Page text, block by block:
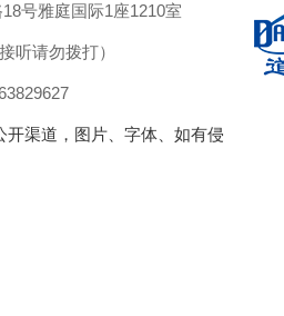
号雅庭国际1座1210室
听请勿拨打）
渠道，图片、字体、如有侵